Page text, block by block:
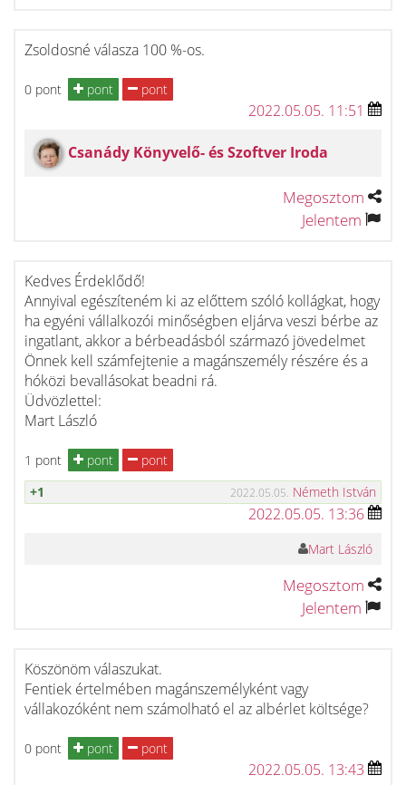
Zsoldosné válasza 100 %-os.
0 pont pont pont
2022.05.05. 11:51
Csanády Könyvelő- és Szoftver Iroda
Megosztom
Jelentem
Kedves Érdeklődő!
Annyival egészíteném ki az előttem szóló kollágkat, hogy
ha egyéni vállalkozói minőségben eljárva veszi bérbe az
ingatlant, akkor a bérbeadásból származó jövedelmet
Önnek kell számfejtenie a magánszemély részére és a
hóközi bevallásokat beadni rá.
Üdvözlettel:
Mart László
1 pont pont
pont
+1
2022.05.05. Németh István
2022.05.05. 13:36
Mart László
Megosztom
Jelentem
Köszönöm válaszukat.
Fentiek értelmében magánszemélyként vagy
vállakozóként nem számolható el az albérlet költsége?
0 pont pont pont
2022.05.05. 13:43